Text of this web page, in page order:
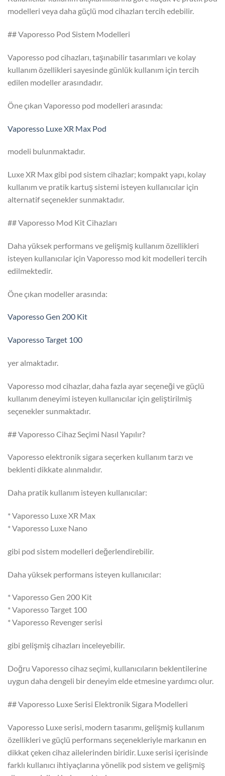
modelleri veya daha güçlü mod cihazları tercih edebilir.
## Vaporesso Pod Sistem Modelleri
Vaporesso pod cihazları, taşınabilir tasarımları ve kolay
kullanım özellikleri sayesinde günlük kullanım için tercih
edilen modeller arasındadır.
Öne çıkan Vaporesso pod modelleri arasında:
Vaporesso Luxe XR Max Pod
modeli bulunmaktadır.
Luxe XR Max gibi pod sistem cihazlar; kompakt yapı, kolay
kullanım ve pratik kartuş sistemi isteyen kullanıcılar için
alternatif seçenekler sunmaktadır.
## Vaporesso Mod Kit Cihazları
Daha yüksek performans ve gelişmiş kullanım özellikleri
isteyen kullanıcılar için Vaporesso mod kit modelleri tercih
edilmektedir.
Öne çıkan modeller arasında:
Vaporesso Gen 200 Kit
Vaporesso Target 100
yer almaktadır.
Vaporesso mod cihazlar, daha fazla ayar seçeneği ve güçlü
kullanım deneyimi isteyen kullanıcılar için geliştirilmiş
seçenekler sunmaktadır.
## Vaporesso Cihaz Seçimi Nasıl Yapılır?
Vaporesso elektronik sigara seçerken kullanım tarzı ve
beklenti dikkate alınmalıdır.
Daha pratik kullanım isteyen kullanıcılar:
* Vaporesso Luxe XR Max
* Vaporesso Luxe Nano
gibi pod sistem modelleri değerlendirebilir.
Daha yüksek performans isteyen kullanıcılar:
* Vaporesso Gen 200 Kit
* Vaporesso Target 100
* Vaporesso Revenger serisi
gibi gelişmiş cihazları inceleyebilir.
Doğru Vaporesso cihaz seçimi, kullanıcıların beklentilerine
uygun daha dengeli bir deneyim elde etmesine yardımcı olur.
## Vaporesso Luxe Serisi Elektronik Sigara Modelleri
Vaporesso Luxe serisi, modern tasarımı, gelişmiş kullanım
özellikleri ve güçlü performans seçenekleriyle markanın en
dikkat çeken cihaz ailelerinden biridir. Luxe serisi içerisinde
farklı kullanıcı ihtiyaçlarına yönelik pod sistem ve gelişmiş